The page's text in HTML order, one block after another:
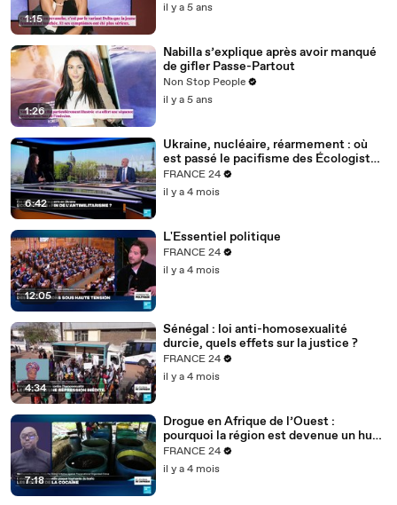
1:15
il y a 5 ans
1:26
Nabilla s’explique après avoir manqué
de gifler Passe-Partout
Non Stop People
il y a 5 ans
6:42
Ukraine, nucléaire, réarmement : où
est passé le pacifisme des Écologistes
?
FRANCE 24
il y a 4 mois
12:05
L'Essentiel politique
FRANCE 24
il y a 4 mois
4:34
Sénégal : loi anti-homosexualité
durcie, quels effets sur la justice ?
FRANCE 24
il y a 4 mois
7:18
Drogue en Afrique de l’Ouest :
pourquoi la région est devenue un hub
mondial
FRANCE 24
il y a 4 mois